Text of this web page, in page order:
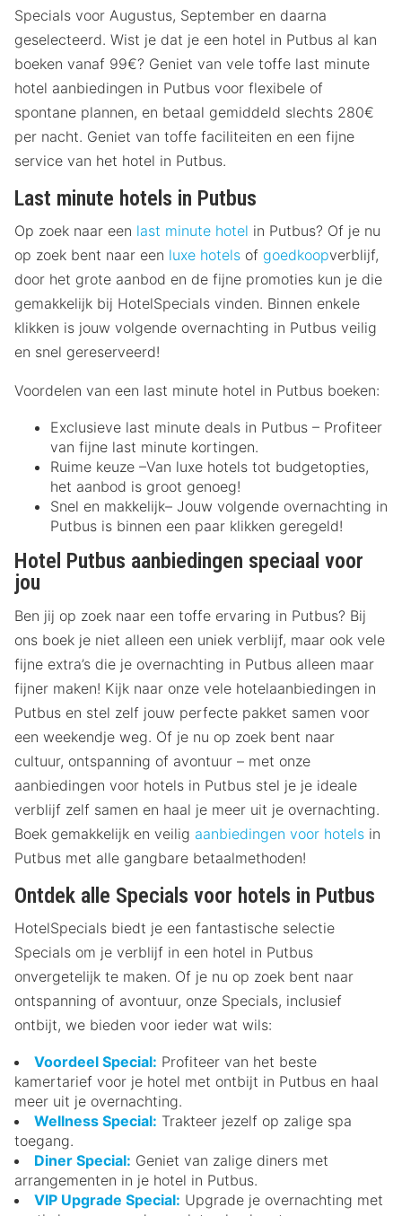
Specials voor Augustus, September en daarna
geselecteerd. Wist je dat je een hotel in Putbus al kan
boeken vanaf 99€? Geniet van vele toffe last minute
hotel aanbiedingen in Putbus voor flexibele of
spontane plannen, en betaal gemiddeld slechts 280€
per nacht. Geniet van toffe faciliteiten en een fijne
service van het hotel in Putbus.
Last minute hotels in Putbus
Op zoek naar een last minute hotel in Putbus? Of je nu
op zoek bent naar een luxe hotels of goedkoopverblijf,
door het grote aanbod en de fijne promoties kun je die
gemakkelijk bij HotelSpecials vinden. Binnen enkele
klikken is jouw volgende overnachting in Putbus veilig
en snel gereserveerd!
Voordelen van een last minute hotel in Putbus boeken:
Exclusieve last minute deals in Putbus – Profiteer
van fijne last minute kortingen.
Ruime keuze –Van luxe hotels tot budgetopties,
het aanbod is groot genoeg!
Snel en makkelijk– Jouw volgende overnachting in
Putbus is binnen een paar klikken geregeld!
Hotel Putbus aanbiedingen speciaal voor
jou
Ben jij op zoek naar een toffe ervaring in Putbus? Bij
ons boek je niet alleen een uniek verblijf, maar ook vele
fijne extra’s die je overnachting in Putbus alleen maar
fijner maken! Kijk naar onze vele hotelaanbiedingen in
Putbus en stel zelf jouw perfecte pakket samen voor
een weekendje weg. Of je nu op zoek bent naar
cultuur, ontspanning of avontuur – met onze
aanbiedingen voor hotels in Putbus stel je je ideale
verblijf zelf samen en haal je meer uit je overnachting.
Boek gemakkelijk en veilig aanbiedingen voor hotels in
Putbus met alle gangbare betaalmethoden!
Ontdek alle Specials voor hotels in Putbus
HotelSpecials biedt je een fantastische selectie
Specials om je verblijf in een hotel in Putbus
onvergetelijk te maken. Of je nu op zoek bent naar
ontspanning of avontuur, onze Specials, inclusief
ontbijt, we bieden voor ieder wat wils:
Voordeel Special: Profiteer van het beste
kamertarief voor je hotel met ontbijt in Putbus en haal
meer uit je overnachting.
Wellness Special: Trakteer jezelf op zalige spa
toegang.
Diner Special: Geniet van zalige diners met
arrangementen in je hotel in Putbus.
VIP Upgrade Special: Upgrade je overnachting met